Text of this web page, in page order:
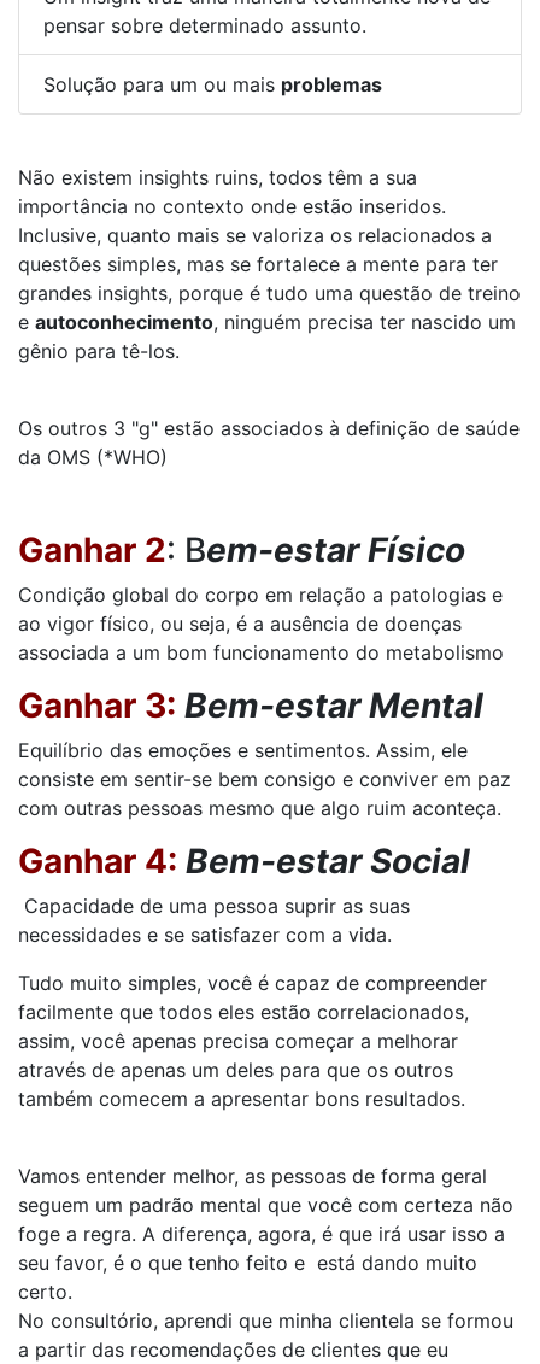
pensar sobre determinado assunto.
Solução para um ou mais problemas
Não existem insights ruins, todos têm a sua
importância no contexto onde estão inseridos.
Inclusive, quanto mais se valoriza os relacionados a
questões simples, mas se fortalece a mente para ter
grandes insights, porque é tudo uma questão de treino
e autoconhecimento, ninguém precisa ter nascido um
gênio para tê-los.
Os outros 3 "g" estão associados à definição de saúde
da OMS (*WHO)
Ganhar 2: Bem-estar Físico
Condição global do corpo em relação a patologias e
ao vigor físico, ou seja, é a ausência de doenças
associada a um bom funcionamento do metabolismo
Ganhar 3: Bem-estar Mental
Equilíbrio das emoções e sentimentos. Assim, ele
consiste em sentir-se bem consigo e conviver em paz
com outras pessoas mesmo que algo ruim aconteça.
Ganhar 4: Bem-estar Social
Capacidade de uma pessoa suprir as suas
necessidades e se satisfazer com a vida.
Tudo muito simples, você é capaz de compreender
facilmente que todos eles estão correlacionados,
assim, você apenas precisa começar a melhorar
através de apenas um deles para que os outros
também comecem a apresentar bons resultados.
Vamos entender melhor, as pessoas de forma geral
seguem um padrão mental que você com certeza não
foge a regra. A diferença, agora, é que irá usar isso a
seu favor, é o que tenho feito e está dando muito
certo.
No consultório, aprendi que minha clientela se formou
a partir das recomendações de clientes que eu